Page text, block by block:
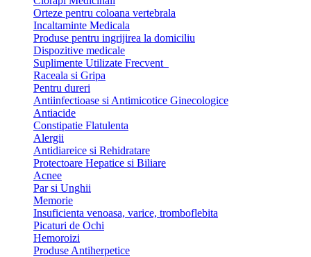
Orteze pentru coloana vertebrala
Incaltaminte Medicala
Produse pentru ingrijirea la domiciliu
Dispozitive medicale
Suplimente Utilizate Frecvent
Raceala si Gripa
Pentru dureri
Antiinfectioase si Antimicotice Ginecologice
Antiacide
Constipatie Flatulenta
Alergii
Antidiareice si Rehidratare
Protectoare Hepatice si Biliare
Acnee
Par si Unghii
Memorie
Insuficienta venoasa, varice, tromboflebita
Picaturi de Ochi
Hemoroizi
Produse Antiherpetice